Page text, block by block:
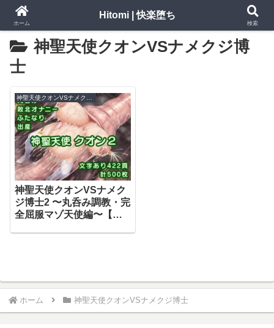
神聖天使クオンVSナメクジ博
士
神聖天使クオンVSナメク
ジ博士2 〜丸呑み調教・完
全屈服マゾ天使編〜【月
ホーム 神聖天使クオンVSナメクジ博士
ホーム
Hitomi | 快楽堕ち
検索